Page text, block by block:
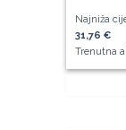
Najniža
31,76 €
Trenutna